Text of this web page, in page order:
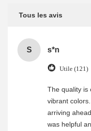
Tous les avis
S s*n
Utile (121)
The quality is
vibrant
arriving
was helpful